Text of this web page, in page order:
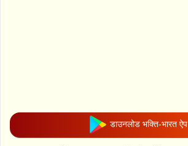
डाउनलोड भक्ति-भारत ऐप